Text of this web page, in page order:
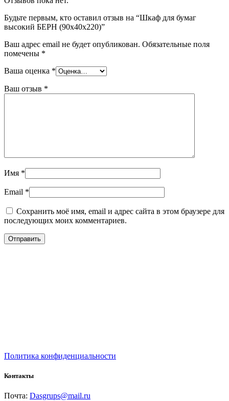
Будьте первым, кто оставил отзыв на “Шкаф для бумаг
высокий БЕРН (90x40x220)”
Ваш адрес email не будет опубликован. Обязательные поля
помечены *
Ваша оценка *
Ваш отзыв *
Имя *
Email *
Сохранить моё имя, email и адрес сайта в этом браузере для
последующих моих комментариев.
Политика конфиденциальности
Контакты
Почта: Dasgrups@mail.ru